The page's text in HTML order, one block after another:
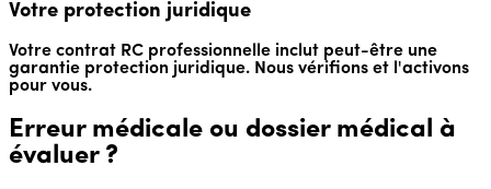
Votre protection juridique
Votre contrat RC professionnelle inclut peut-être une
garantie protection juridique. Nous vérifions et l'activons
pour vous.
Erreur médicale ou dossier médical à
évaluer ?